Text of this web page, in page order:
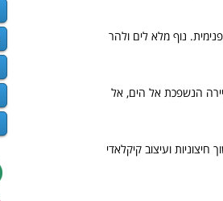
נוף מלא לים ולהר
הנשפכת אל הים, אל
חיצוניות ועיצוב קיקלאדי